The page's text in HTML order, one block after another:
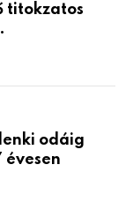
titokzatos
odáig
évesen